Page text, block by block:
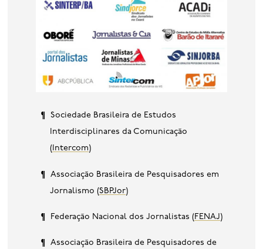
Sociedade Brasileira de Estudos
Interdisciplinares da Comunicação
(Intercom)
Associação Brasileira de Pesquisadores em
Jornalismo (SBPJor)
Federação Nacional dos Jornalistas (FENAJ)
Associação Brasileira de Pesquisadores de